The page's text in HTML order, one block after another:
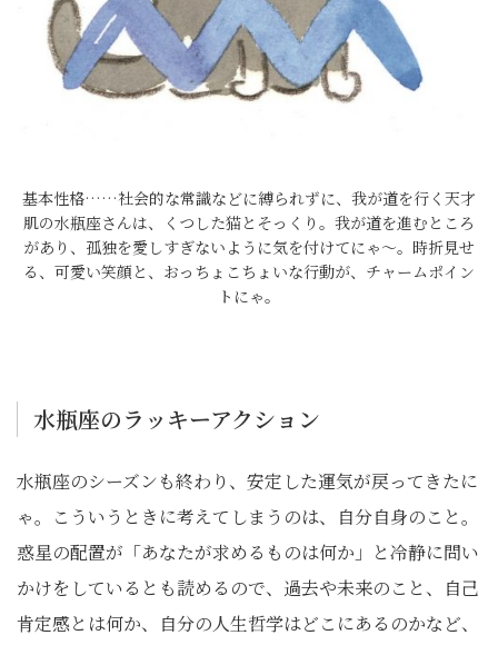
基本性格……社会的な常識などに縛られずに、我が道を行く天才
肌の水瓶座さんは、くつした猫とそっくり。我が道を進むところ
があり、孤独を愛しすぎないように気を付けてにゃ～。時折見せ
る、可愛い笑顔と、おっちょこちょいな行動が、チャームポイン
トにゃ。
水瓶座のラッキーアクション
水瓶座のシーズンも終わり、安定した運気が戻ってきたに
ゃ。こういうときに考えてしまうのは、自分自身のこと。
惑星の配置が「あなたが求めるものは何か」と冷静に問い
かけをしているとも読めるので、過去や未来のこと、自己
肯定感とは何か、自分の人生哲学はどこにあるのかなど、